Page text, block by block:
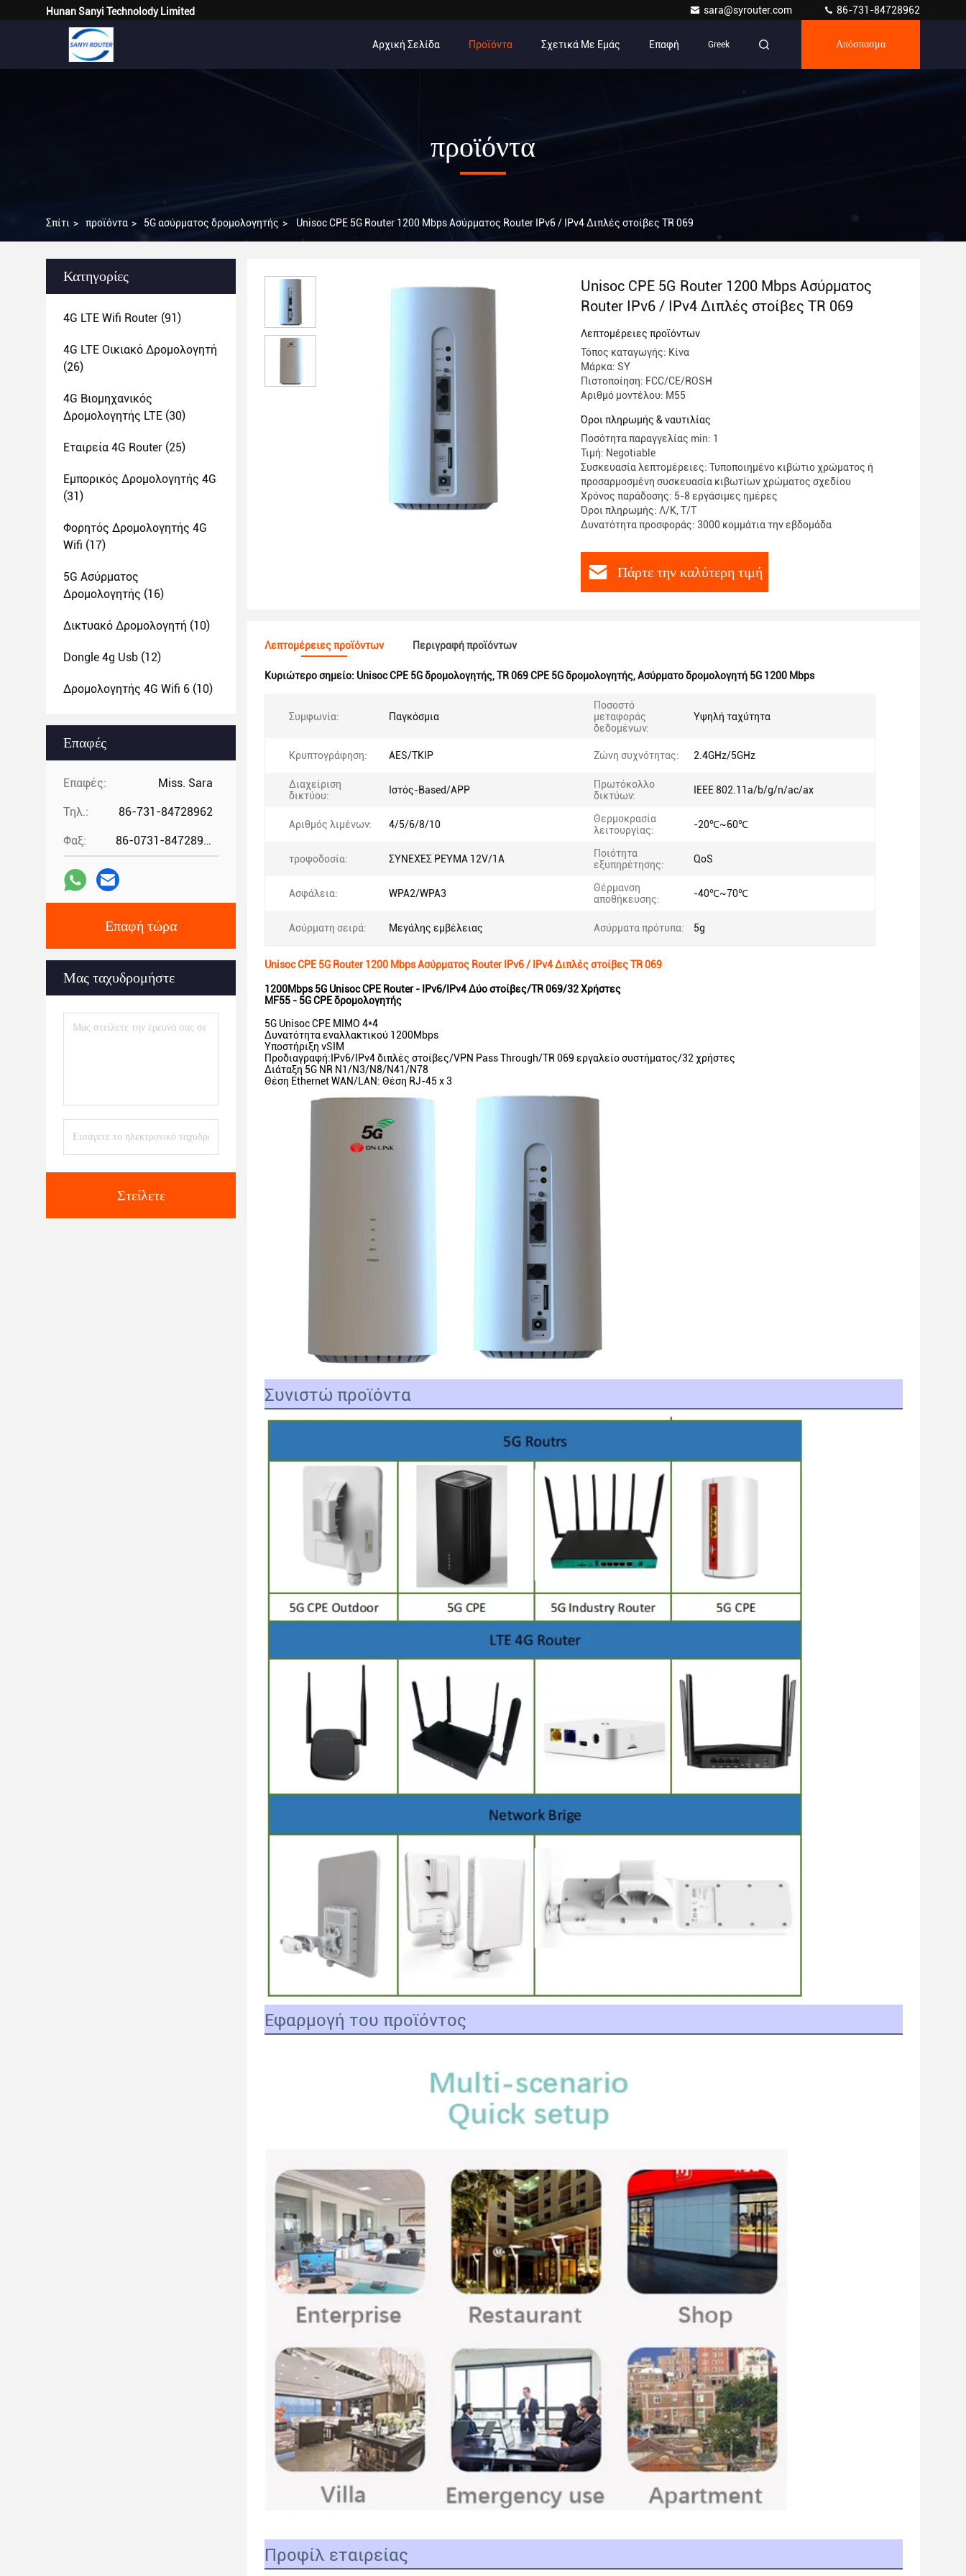
Αφήστε ένα μήνυμα
We bellen je snel terug!
υποβολή
Hunan Sanyi Technolody Limited sara@syrouter.com 86-731-84728962
Αρχική Σελίδα Προϊόντα Σχετικά Με Εμάς Επαφή Greek Απόσπασμα
προϊόντα
Σπίτι > προϊόντα > 5G ασύρματος δρομολογητής > Unisoc CPE 5G Router 1200 Mbps Ασύρματος Router IPv6 / IPv4 Διπλές στοίβες TR 069
Κατηγορίες
4G LTE Wifi Router (91)
4G LTE Οικιακό Δρομολογητή
(26)
4G Βιομηχανικός
Δρομολογητής LTE (30)
Εταιρεία 4G Router (25)
Εμπορικός Δρομολογητής 4G
(31)
Φορητός Δρομολογητής 4G
Wifi (17)
5G Ασύρματος
Δρομολογητής (16)
Δικτυακό Δρομολογητή (10)
Dongle 4g Usb (12)
Δρομολογητής 4G Wifi 6 (10)
Επαφές
Επαφές: Miss. Sara
Τηλ.: 86-731-84728962
Φαξ: 86-0731-84728962
Επαφή τώρα
Μας ταχυδρομήστε
Στείλετε
Unisoc CPE 5G Router 1200 Mbps Ασύρματος
Router IPv6 / IPv4 Διπλές στοίβες TR 069
Λεπτομέρειες προϊόντων
Τόπος καταγωγής: Κίνα
Μάρκα: SY
Πιστοποίηση: FCC/CE/ROSH
Αριθμό μοντέλου: Μ55
Όροι πληρωμής & ναυτιλίας
Ποσότητα παραγγελίας min: 1
Τιμή: Negotiable
Συσκευασία λεπτομέρειες: Τυποποιημένο κιβώτιο χρώματος ή
προσαρμοσμένη συσκευασία κιβωτίων χρώματος σχεδίου
Χρόνος παράδοσης: 5-8 εργάσιμες ημέρες
Όροι πληρωμής: Λ/Κ, Τ/Τ
Δυνατότητα προσφοράς: 3000 κομμάτια την εβδομάδα
Πάρτε την καλύτερη τιμή
Λεπτομέρειες προϊόντων Περιγραφή προϊόντων
Κυριώτερο σημείο: Unisoc CPE 5G δρομολογητής,TR 069 CPE 5G δρομολογητής,Ασύρματο δρομολογητή 5G 1200 Mbps
Συμφωνία: Παγκόσμια
Ποσοστό
μεταφοράς
δεδομένων:
Υψηλή ταχύτητα
Κρυπτογράφηση: AES/TKIP Ζώνη συχνότητας: 2.4GHz/5GHz
Διαχείριση
δικτύου:
Ιστός-Based/APP
Πρωτόκολλο
δικτύων:
IEEE 802.11a/b/g/n/ac/ax
Αριθμός λιμένων: 4/5/6/8/10
Θερμοκρασία
λειτουργίας:
-20℃~60℃
τροφοδοσία: ΣΥΝΕΧΈΣ ΡΕΎΜΑ 12V/1A
Ποιότητα
εξυπηρέτησης:
QoS
Ασφάλεια: WPA2/WPA3
Θέρμανση
αποθήκευσης:
-40℃~70℃
Ασύρματη σειρά: Μεγάλης εμβέλειας Ασύρματα πρότυπα: 5g
Unisoc CPE 5G Router 1200 Mbps Ασύρματος Router IPv6 / IPv4 Διπλές στοίβες TR 069
1200Mbps 5G Unisoc CPE Router - IPv6/IPv4 Δύο στοίβες/TR 069/32 Χρήστες
MF55 - 5G CPE δρομολογητής
5G Unisoc CPE MIMO 4*4
Δυνατότητα εναλλακτικού 1200Mbps
Υποστήριξη vSIM
Προδιαγραφή:IPv6/IPv4 διπλές στοίβες/VPN Pass Through/TR 069 εργαλείο συστήματος/32 χρήστες
Διάταξη 5G NR N1/N3/N8/N41/N78
Θέση Ethernet WAN/LAN: Θέση RJ-45 x 3
Συνιστώ προϊόντα
Εφαρμογή του προϊόντος
Προφίλ εταιρείας